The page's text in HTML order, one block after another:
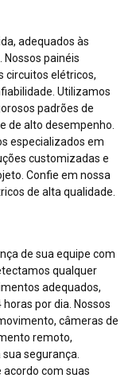
adequados às
painéis
circuitos elétricos,
Utilizamos
padrões de
de alto desempenho.
especializados em
customizadas e
Confie em nossa
de alta qualidade.
de sua equipe com
qualquer
adequados,
por dia. Nossos
câmeras de
remoto,
segurança.
com suas